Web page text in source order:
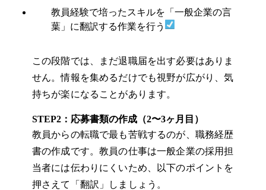
教員経験で培ったスキルを「一般企業の言
葉」に翻訳する作業を行う
この段階では、まだ退職届を出す必要はありま
せん。情報を集めるだけでも視野が広がり、気
持ちが楽になることがあります。
STEP2：応募書類の作成（2〜3ヶ月目）
教員からの転職で最も苦戦するのが、職務経歴
書の作成です。教員の仕事は一般企業の採用担
当者には伝わりにくいため、以下のポイントを
押さえて「翻訳」しましょう。